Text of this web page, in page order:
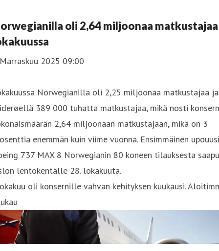
oli 2,64 miljoonaa matkustajaa
2025 09:00
Norwegianilla oli 2,25 miljoonaa matkustajaa ja
389 000 tuhatta matkustajaa, mikä nosti
2,64 miljoonaan matkustajaan, mikä on 3
enemmän kuin viime vuonna. Ensimmäinen upouusi
737 MAX 8 Norwegianin 80 koneen tilauksesta
lentokentälle 28. lokakuuta.
oli konsernille vahvan kehityksen kuukausi.